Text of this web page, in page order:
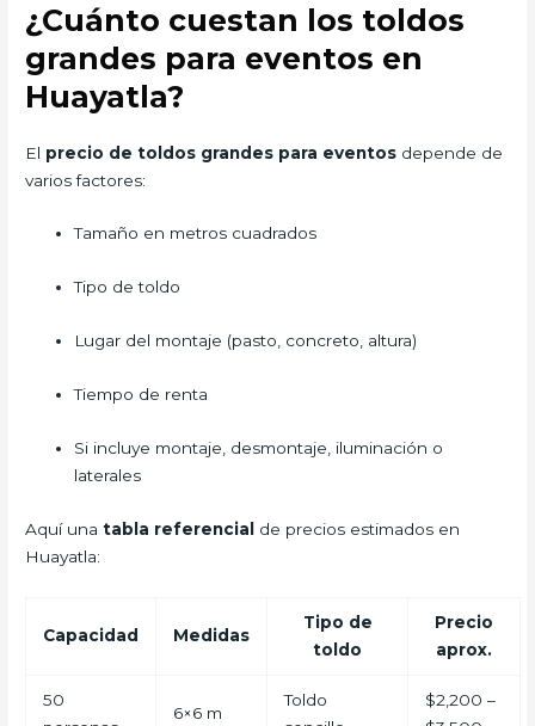
¿Cuánto cuestan los toldos
grandes para eventos en
Huayatla?
El precio de toldos grandes para eventos depende de
varios factores:
Tamaño en metros cuadrados
Tipo de toldo
Lugar del montaje (pasto, concreto, altura)
Tiempo de renta
Si incluye montaje, desmontaje, iluminación o
laterales
Aquí unatabla referencial
de precios estimados en
Huayatla:
Capacidad Medidas
Tipo de
toldo
Precio
aprox.
50
6×6 m
Toldo
$2,200 –